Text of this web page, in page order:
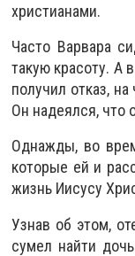
христианами.
Часто Варвара
такую красоту. А
получил отказ,
Он надеялся, что
Однажды, во
которые ей и
жизнь Иисусу
Узнав об этом,
сумел найти